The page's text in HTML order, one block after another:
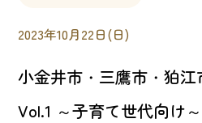
2023年10月22日(日)
小金井市・三鷹市・狛
Vol.1 ～子育て世代向け～